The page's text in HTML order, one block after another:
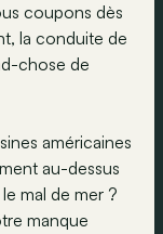
coupons dès
la conduite de
chose de
américaines
au-dessus
mal de mer ?
manque